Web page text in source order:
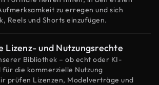
zu erregen und sich
Reels und Shorts einzufügen.
Lizenz- und Nutzungsrechte
Bibliothek – ob echt oder KI-
die kommerzielle Nutzung
prüfen Lizenzen, Modelverträge und